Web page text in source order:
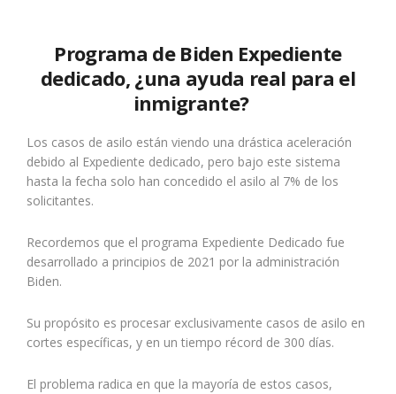
Programa de Biden Expediente
dedicado, ¿una ayuda real para el
inmigrante?
Los casos de asilo están viendo una drástica aceleración
debido al Expediente dedicado, pero bajo este sistema
hasta la fecha solo han concedido el asilo al 7% de los
solicitantes.
Recordemos que el programa Expediente Dedicado fue
desarrollado a principios de 2021 por la administración
Biden.
Su propósito es procesar exclusivamente casos de asilo en
cortes específicas, y en un tiempo récord de 300 días.
El problema radica en que la mayoría de estos casos,